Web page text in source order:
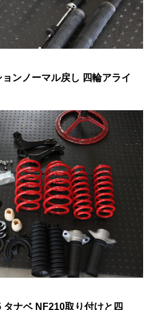
ョンノーマル戻し 四輪アライ
ナベ NF210取り付けと四